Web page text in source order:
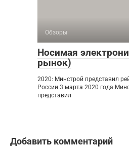
Обзоры
Носимая
рынок)
2020: Минстрой представил
России 3 марта 2020 года
представил
Добавить комментарий